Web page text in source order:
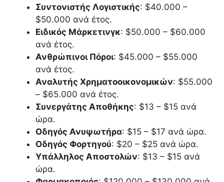
Συντονιστής Λογιστικής: $40.000 –
$50.000 ανά έτος.
Ειδικός Μάρκετινγκ: $50.000 – $60.000
ανά έτος.
Ανθρώπινοι Πόροι: $45.000 – $55.000
ανά έτος.
Αναλυτής Χρηματοοικονομικών: $55.000
– $65.000 ανά έτος.
Συνεργάτης Αποθήκης: $13 – $15 ανά
ώρα.
Οδηγός Ανυψωτήρα: $15 – $17 ανά ώρα.
Οδηγός Φορτηγού: $20 – $25 ανά ώρα.
Υπάλληλος Αποστολών: $13 – $15 ανά
ώρα.